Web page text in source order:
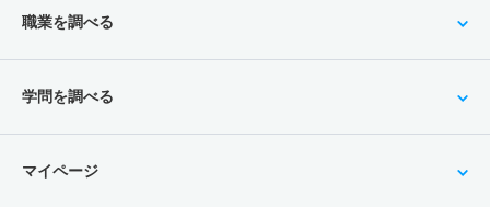
職業を調べる
学問を調べる
マイページ